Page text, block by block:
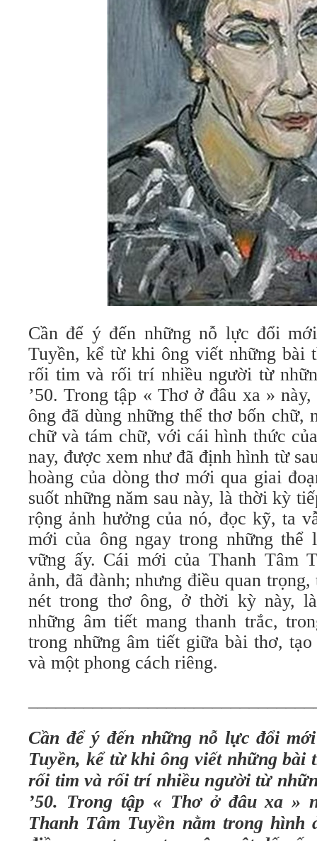
Cần để ý đến những nỗ lực đổi
Tuyền, kể từ khi ông viết những bài
rối tim và rối trí nhiều người từ
’50. Trong tập « Thơ ở đâu xa »
ông đã dùng những thể thơ bốn chữ,
chữ và tám chữ, với cái hình thức
nay, được xem như đã định hình từ
hoàng của dòng thơ mới qua giai
suốt những năm sau này, là thời kỳ
rộng ảnh hưởng của nó, đọc kỹ, ta
mới của ông ngay trong những thể
vững ấy. Cái mới của Thanh Tâm
ảnh, đã đành; nhưng điều quan
nét trong thơ ông, ở thời kỳ này,
những âm tiết mang thanh trắc,
trong những âm tiết giữa bài thơ,
và một phong cách riêng.
Cần để ý đến những nỗ lực đổi
Tuyền, kể từ khi ông viết những bài
rối tim và rối trí nhiều người từ
’50. Trong tập « Thơ ở đâu xa
Thanh Tâm Tuyền nằm trong hình